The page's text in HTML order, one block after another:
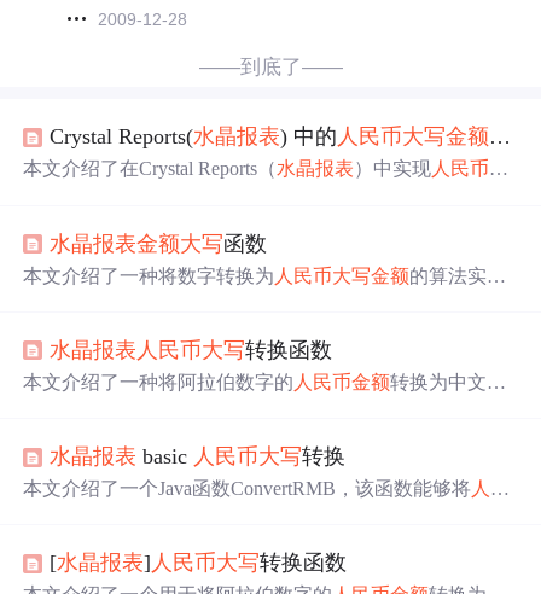
2009-12-28
——到底了——
Crystal Reports(水晶报表) 中的 人民币大写金额写法
本文介绍了在Crystal Reports（水晶报表）中实现 人民币大
转换为中文大写，添加中文单位，最后根据不同情况组合
成完整的人民币大写金额。
水晶报表金额大写函数
本文介绍了一种将数字转换为 人民币大写金额的算法实
的有效转换。
水晶报表 人民币大写转换函数
本文介绍了一种将阿拉伯数字的 人民币金额转换为中文大
水晶报表 basic 人民币大写转换
本文介绍了一个Java函数ConvertRMB，该函数能够将 人民
文
大写，并考虑了金额小于1元的特殊情况。最后，函数将
转换结果拼接起来，形成完整的人民币 大写金额。
[水晶报表] 人民币大写转换函数